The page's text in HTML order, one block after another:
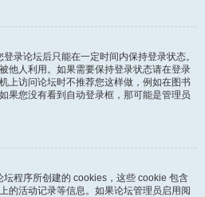
录论坛后只能在一定时间内保持登录状态。
他人利用。如果需要保持登录状态请在登录
上访问论坛时不推荐您这样做，例如在图书
果您没有看到自动登录框，那可能是管理员
坛程序所创建的 cookies，这些 cookie 包含
的活动记录等信息。如果论坛管理员启用阅